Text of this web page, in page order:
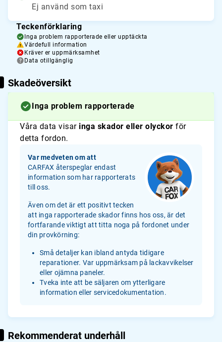
Ej använd som taxi
Teckenförklaring
Inga problem rapporterade eller upptäckta
Värdefull information
Kräver er uppmärksamhet
Data otillgänglig
Skadeöversikt
Inga problem rapporterade
Våra data visar inga skador eller olyckor för
detta fordon.
Var medveten om att
CARFAX återspeglar endast
information som har rapporterats
till oss.
Även om det är ett positivt tecken
att inga rapporterade skador finns hos oss, är det
fortfarande viktigt att titta noga på fordonet under
din provkörning:
Små detaljer kan ibland antyda tidigare
reparationer. Var uppmärksam på lackavvikelser
eller ojämna paneler.
Tveka inte att be säljaren om ytterligare
information eller servicedokumentation.
Rekommenderat underhåll